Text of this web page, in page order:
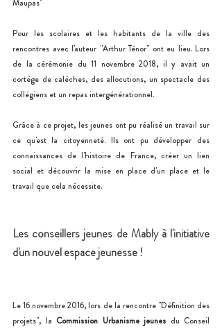
Maupas"
Pour les scolaires et les habitants de la ville des
rencontres avec l'auteur "Arthur Ténor" ont eu lieu. Lors
de la cérémonie du 11 novembre 2018, il y avait un
cortège de calèches, des allocutions, un spectacle des
collégiens et un repas intergénérationnel.
Grâce à ce projet, les jeunes ont pu réalisé un travail sur
ce qu'est la citoyenneté. Ils ont pu développer des
connaissances de l'histoire de France, créer un lien
social et découvrir la mise en place d'un place et le
travail que cela nécessite.
Les conseillers jeunes de Mably à l'initiative
d'un nouvel espace jeunesse !
Le 16 novembre 2016, lors de la rencontre "Définition des
projets", la Commission Urbanisme jeunes du Conseil